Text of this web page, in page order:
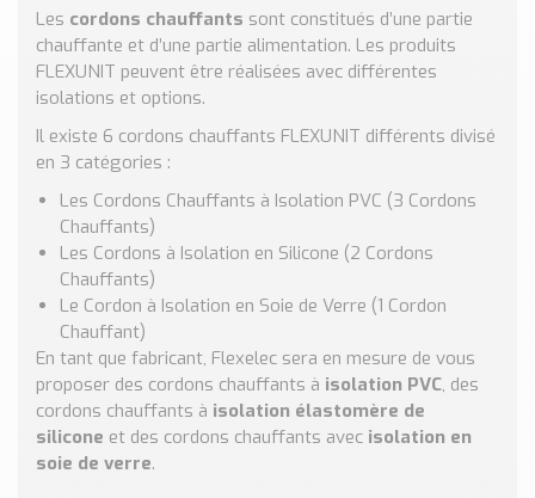
Nos Réalisations
Conseils et Actualités
Catalogue des essentiels pour les brasseries et micro-
brasseries
Contact & Devis
Les cordons chauffants sont constitués d’une partie
chauffante et d’une partie alimentation. Les produits
FLEXUNIT peuvent être réalisées avec différentes
isolations et options.
Il existe 6 cordons chauffants FLEXUNIT différents divisé
en 3 catégories :
Les Cordons Chauffants à Isolation PVC (3 Cordons
Chauffants)
Les Cordons à Isolation en Silicone (2 Cordons
Chauffants)
Le Cordon à Isolation en Soie de Verre (1 Cordon
Chauffant)
En tant que fabricant, Flexelec sera en mesure de vous
proposer des cordons chauffants à isolation PVC, des
cordons chauffants à isolation élastomère de
silicone et des cordons chauffants avec isolation en
soie de verre.